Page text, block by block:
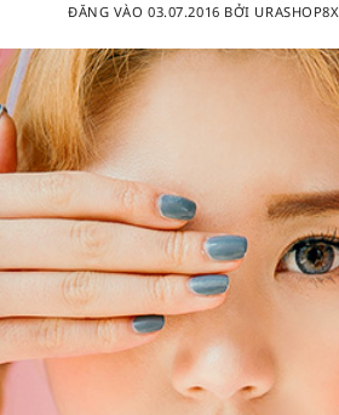
ĐĂNG VÀO03.07.2016 BỞI URASHOP8X